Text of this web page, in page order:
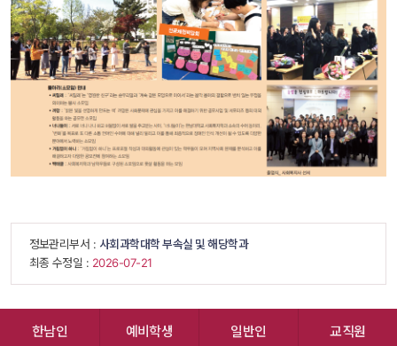
정보관리부서 : 사회과학대학 부속실 및 해당학과
최종 수정일 : 2026-07-21
한남인 예비학생 일반인 교직원